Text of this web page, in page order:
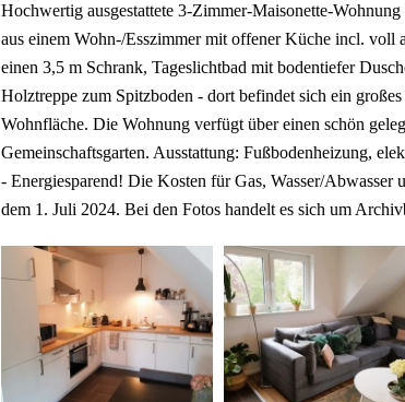
Hochwertig ausgestattete 3-Zimmer-Maisonette-
aus einem Wohn-/Esszimmer mit offener Küche incl.
einen 3,5 m Schrank, Tageslichtbad mit bodentiefer
Holztreppe zum Spitzboden - dort befindet sich ein
Wohnfläche. Die Wohnung verfügt über einen schön
Gemeinschaftsgarten. Ausstattung: Fußbodenheizung,
- Energiesparend! Die Kosten für Gas, Wasser/
dem 1. Juli 2024. Bei den Fotos handelt es sich um